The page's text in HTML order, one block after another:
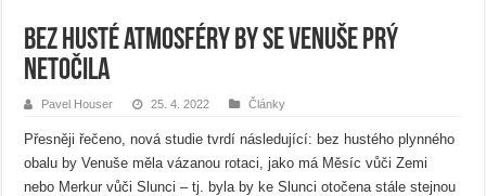
Bez husté atmosféry by se Venuše prý
netočila
Pavel Houser 25. 4. 2022 Články
Přesněji řečeno, nová studie tvrdí následující: bez hustého plynného
obalu by Venuše měla vázanou rotaci, jako má Měsíc vůči Zemi
nebo Merkur vůči Slunci – tj. byla by ke Slunci otočena stále stejnou